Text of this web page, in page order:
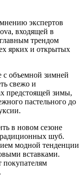
экспертов
входящей в
трендом
ярких и открытых
с объемной зимней
свежо и
предстоящей зимы,
пастельного до
в новом сезоне
шуб.
модной тенденции
вставками.
покупателям